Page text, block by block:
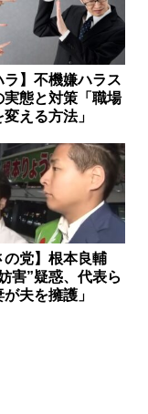
ラ】不機嫌ハラス
実態と対策「職場
える方法」
の党】根本良輔
害”疑惑、代表ら
夫を擁護」